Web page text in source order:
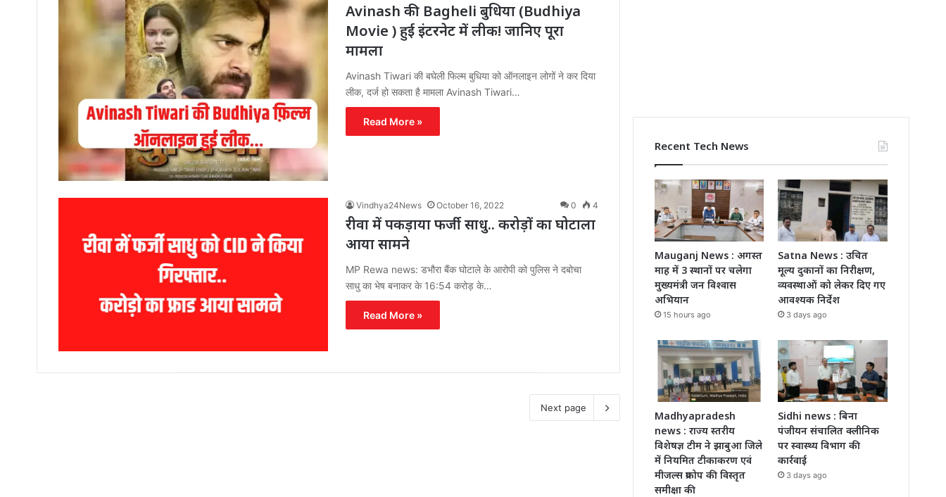
Avinash की Bagheli बुधिया (Budhiya
Movie ) हुई इंटरनेट में लीक! जानिए पूरा
मामला
Avinash Tiwari की बघेली फिल्म बुधिया को ऑनलाइन लोगों ने कर दिया
लीक, दर्ज हो सकता है मामला Avinash Tiwari…
Read More »
Vindhya24News October 16, 2022 0 4
रीवा में पकड़ाया फर्जी साधु.. करोड़ों का घोटाला
आया सामने
MP Rewa news: डभौरा बैंक घोटाले के आरोपी को पुलिस ने दबोचा
साधु का भेष बनाकर के 16:54 करोड़ के…
Read More »
Next page
Recent Tech News
Mauganj News : अगस्त
माह में 3 स्थानों पर चलेगा
मुख्यमंत्री जन विश्वास
अभियान
15 hours ago
Satna News : उचित
मूल्य दुकानों का निरीक्षण,
व्यवस्थाओं को लेकर दिए गए
आवश्यक निर्देश
3 days ago
Madhyapradesh
news : राज्य स्तरीय
विशेषज्ञ टीम ने झाबुआ जिले
में नियमित टीकाकरण एवं
मीजल्स प्रकोप की विस्तृत
समीक्षा की
Sidhi news : बिना
पंजीयन संचालित क्लीनिक
पर स्वास्थ्य विभाग की
कार्रवाई
3 days ago